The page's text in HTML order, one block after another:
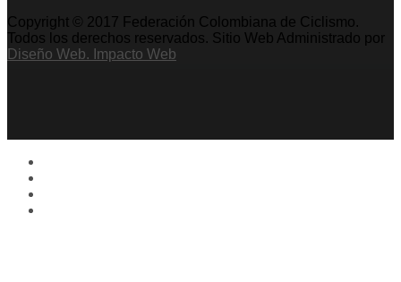
Copyright © 2017 Federación Colombiana de Ciclismo.
Todos los derechos reservados. Sitio Web Administrado por
Diseño Web. Impacto Web